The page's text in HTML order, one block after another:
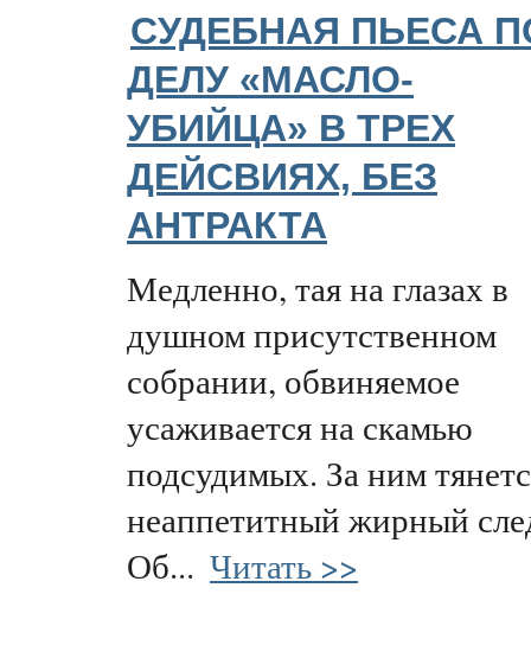
СУДЕБНАЯ ПЬЕСА
ДЕЛУ «МАСЛО-
УБИЙЦА» В ТРЕХ
ДЕЙСВИЯХ, БЕЗ
АНТРАКТА
Медленно, тая на глазах в
душном присутственном
собрании, обвиняемое
усаживается на скамью
подсудимых. За ним
неаппетитный жирный
Об... Читать >>